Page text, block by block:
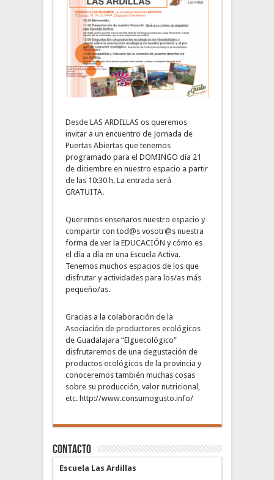
Desde LAS ARDILLAS os queremos
invitar a un encuentro de Jornada de
Puertas Abiertas que tenemos
programado para el DOMINGO día 21
de diciembre en nuestro espacio a partir
de las 10:30 h. La entrada será
GRATUITA.
Queremos enseñaros nuestro espacio y
compartir con tod@s vosotr@s nuestra
forma de ver la EDUCACIÓN y cómo es
el día a día en una Escuela Activa.
Tenemos muchos espacios de los que
disfrutar y actividades para los/as más
pequeño/as.
Gracias a la colaboración de la
Asociación de productores ecológicos
de Guadalajara “Elguecológico”
disfrutaremos de una degustación de
productos ecológicos de la provincia y
conoceremos también muchas cosas
sobre su producción, valor nutricional,
etc. http://www.consumogusto.info/
Contacto
Escuela Las Ardillas